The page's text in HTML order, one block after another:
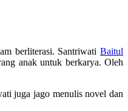
berliterasi. SantriwatiBaitul
anak untuk berkarya. Oleh
juga jago menulis novel dan